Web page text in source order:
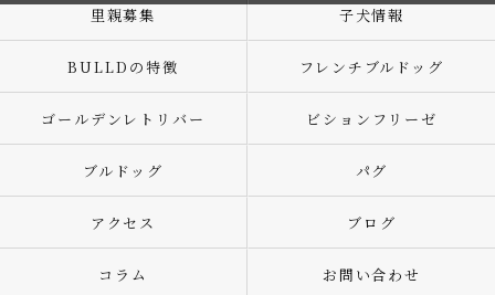
里親募集 子犬情報
BULLDの特徴 フレンチブルドッグ
ゴールデンレトリバー ビションフリーゼ
ブルドッグ パグ
アクセス ブログ
コラム お問い合わせ